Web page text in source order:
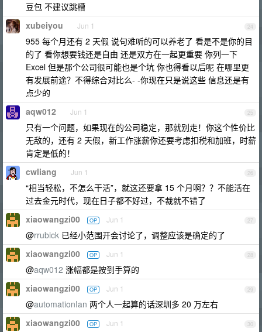
豆包 不建议跳槽
24
xubeiyou Jun 1
955 每个月还有 2 天假 说句难听的可以养老了 看是不是你的目
的了 看你想要钱还是自由 还是双方在一起更重要 你列一下
Excel 但是那个公司很可能也是个坑 你也得看以后呢 在哪里更
有发展前途？不得综合对比么- -你现在只是说这些 信息还是有
点少的
25
aqw012 Jun 1
只有一个问题，如果现在的公司稳定，那就别走！你这个性价比
无敌的，还有 2 天假，新工作涨薪你还要考虑扣税和加班，时薪
肯定是低的！
26
cwliang Jun 1
“相当轻松，不怎么干活”，就这还要拿 15 个月啊？？不能活在
过去金元时代，现在日子都不好过，不裁就不错了
27
xiaowangzi00 OP Jun 1
@rrubick 已经小范围开会讨论了，调整应该是确定的了
28
xiaowangzi00 OP Jun 1
@aqw012 涨幅都是按到手算的
29
xiaowangzi00 OP Jun 1
@automationIan 两个人一起算的话深圳多 20 万左右
30
xiaowangzi00 OP Jun 1